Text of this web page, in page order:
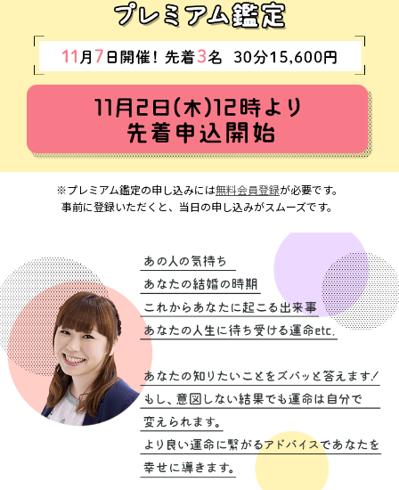
※プレミアム鑑定の申し込みには無料会員登録が必要です。
事前に登録いただくと、当日の申し込みがスムーズです。